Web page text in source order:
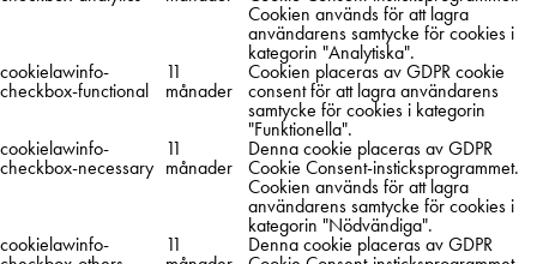
Cookien används för att lagra
användarens samtycke för cookies i
kategorin "Analytiska".
cookielawinfo-
checkbox-functional
11
månader
Cookien placeras av GDPR cookie
consent för att lagra användarens
samtycke för cookies i kategorin
"Funktionella".
cookielawinfo-
checkbox-necessary
11
månader
Denna cookie placeras av GDPR
Cookie Consent-insticksprogrammet.
Cookien används för att lagra
användarens samtycke för cookies i
kategorin "Nödvändiga".
cookielawinfo- 11 Denna cookie placeras av GDPR